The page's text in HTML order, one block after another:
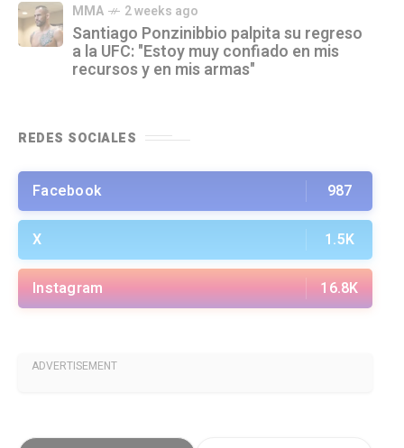
MMA 2 weeks ago
Santiago Ponzinibbio palpita su regreso
a la UFC: "Estoy muy confiado en mis
recursos y en mis armas"
REDES SOCIALES
Facebook 987
X 1.5K
Instagram 16.8K
ADVERTISEMENT